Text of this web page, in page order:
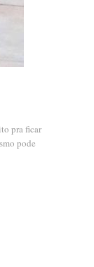
pra ficar
pode